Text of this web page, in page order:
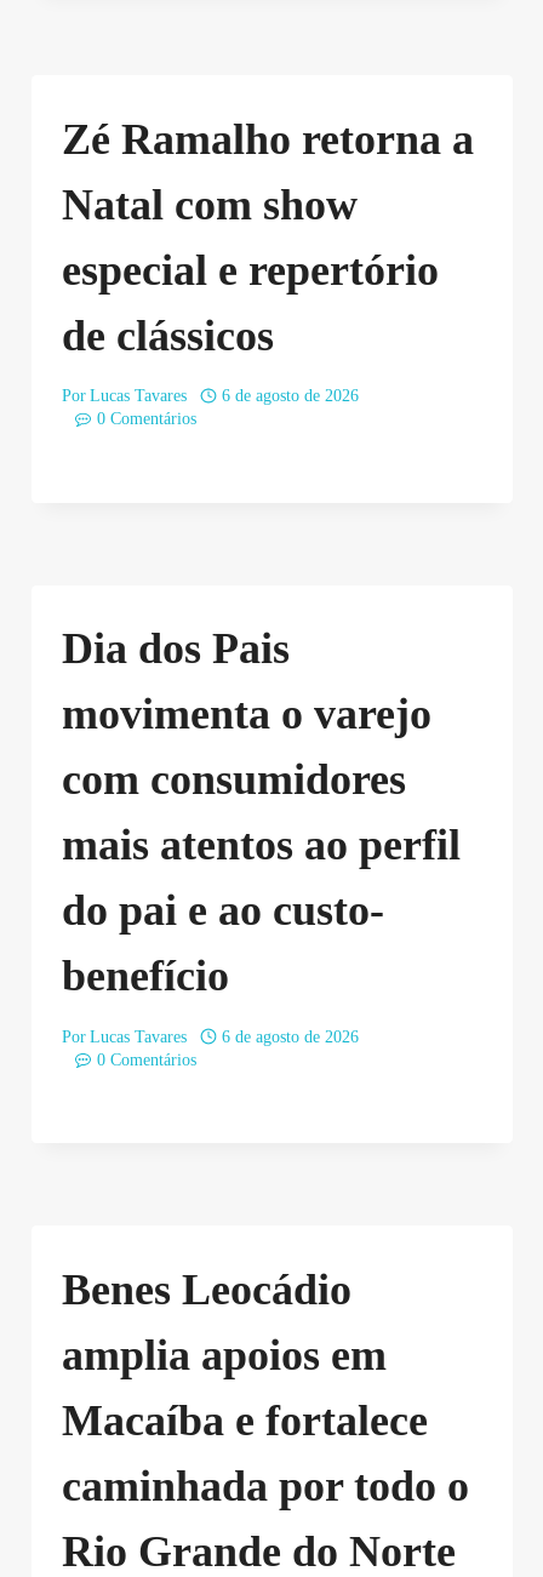
Zé Ramalho retorna a
Natal com show
especial e repertório
de clássicos
Por Lucas Tavares
6 de agosto de 2026
0 Comentários
Dia dos Pais
movimenta o varejo
com consumidores
mais atentos ao perfil
do pai e ao custo-
benefício
Por Lucas Tavares
6 de agosto de 2026
0 Comentários
Benes Leocádio
amplia apoios em
Macaíba e fortalece
caminhada por todo o
Rio Grande do Norte